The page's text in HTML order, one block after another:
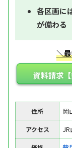
各区画に
が備わる
＼
資料請求【
住所 岡
アクセス